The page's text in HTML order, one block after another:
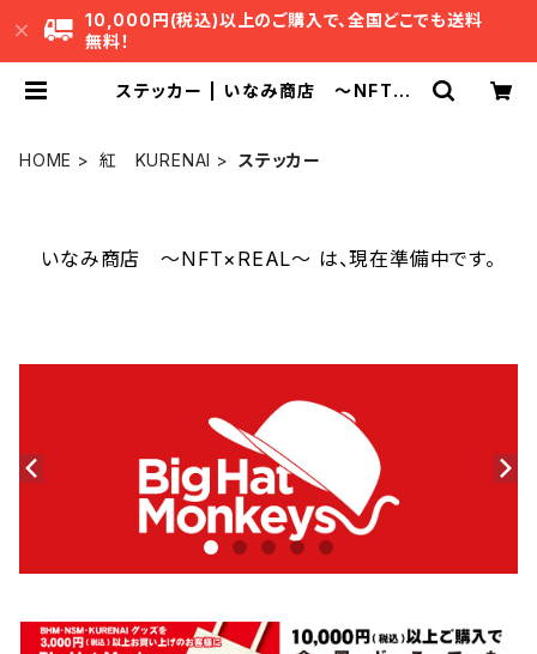
10,000円(税込)以上のご購入で、全国どこでも送料
無料！
ステッカー | いなみ商店 ～NFT×R
HOME 紅 KURENAI ステッカー
いなみ商店 ～NFT×REAL～ は、現在準備中です。